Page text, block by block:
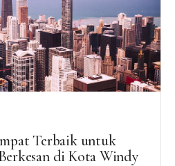
Terbaik untuk
di Kota Windy